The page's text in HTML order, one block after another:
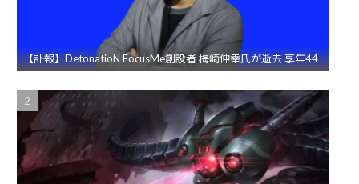
【訃報】DetonatioN FocusMe創設者 梅崎伸幸氏が逝去 享年44